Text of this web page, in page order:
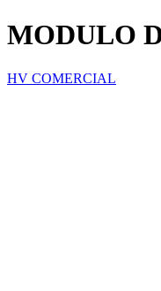
MODULO
HV COMERCIAL